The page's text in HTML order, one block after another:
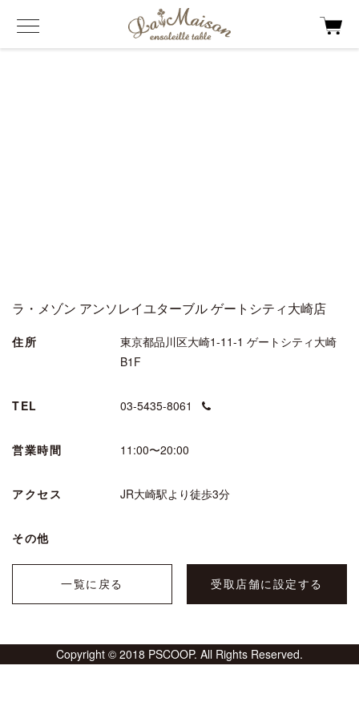
ラ・メゾン アンソレイユターブル ゲートシティ大崎店
住所
東京都品川区大崎1-11-1 ゲートシティ大崎
B1F
TEL 03-5435-8061
営業時間 11:00〜20:00
アクセス JR大崎駅より徒歩3分
その他
一覧に戻る 受取店舗に設定する
Copyright © 2018 PSCOOP. All Rights Reserved.